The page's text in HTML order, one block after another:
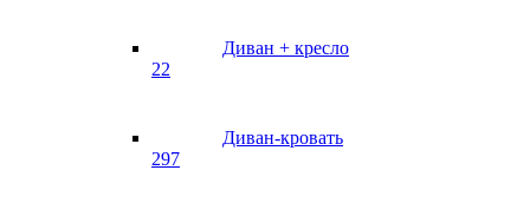
Диван + кресло
22
Диван-кровать
297